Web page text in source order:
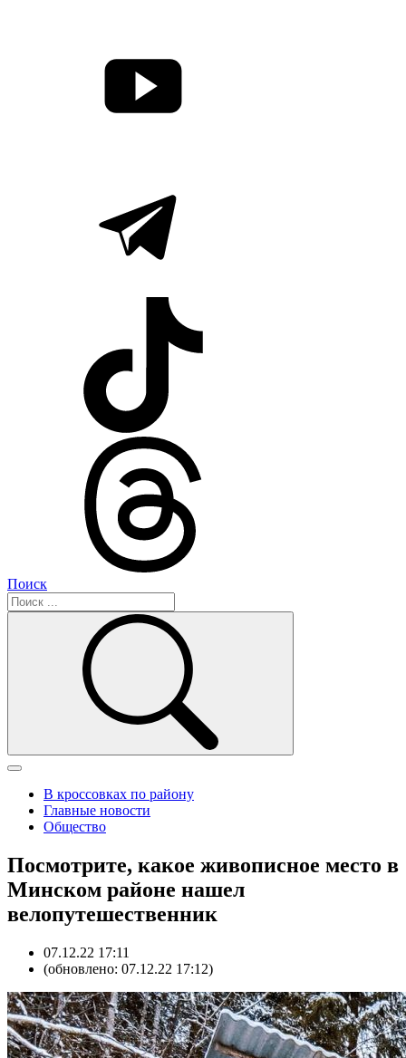
Поиск
В кроссовках по району
Главные новости
Общество
Посмотрите, какое живописное место в
Минском районе нашел
велопутешественник
07.12.22 17:11
(обновлено: 07.12.22 17:12)